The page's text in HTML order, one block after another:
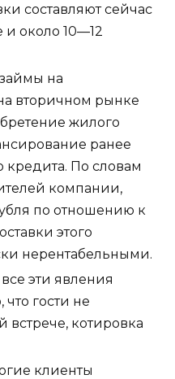
составляют сейчас
и около 10—12
на
вторичном рынке
жилого
ранее
кредита. По словам
компании,
по отношению к
этого
нерентабельными.
эти явления
гости не
встрече, котировка
клиенты